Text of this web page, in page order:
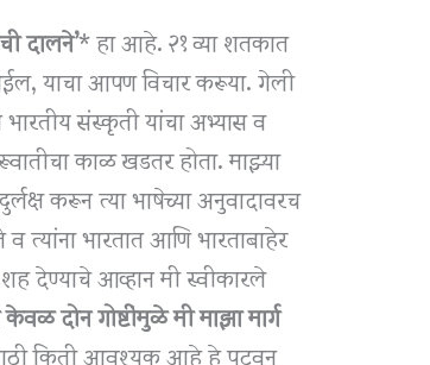
दालने’* हा आहे. २१ व्या शतकात
याचा आपण विचार करूया. गेली
संस्कृती यांचा अभ्यास व
काळ खडतर होता. माझ्या
करून त्या भाषेच्या अनुवादावरच
भारतात आणि भारताबाहेर
देण्याचे आव्हान मी स्वीकारले
दोन गोष्टींमुळे मी माझा मार्ग